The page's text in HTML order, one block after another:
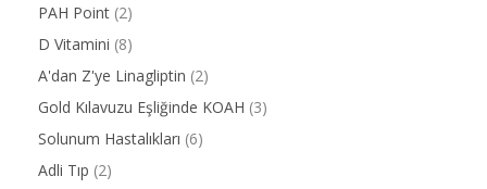
PAH Point (2)
D Vitamini (8)
A'dan Z'ye Linagliptin (2)
Gold Kılavuzu Eşliğinde KOAH (3)
Solunum Hastalıkları (6)
Adli Tıp (2)